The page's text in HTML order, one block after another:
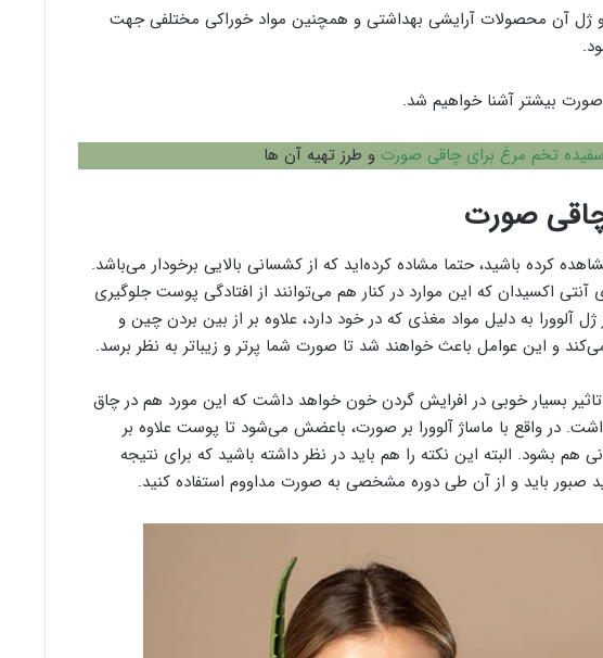
و ژل آن محصولات آرایشی بهداشتی و همچنین مواد خوراکی مختلفی جهت
صورت بیشتر آشنا خواهیم شد.
تخم مرغ برای چاقی صورت و طرز تهیه آن ها
چاقی صورت
کرده‌ باشید، حتما مشاده کرده‌اید که از کشسانی بالایی برخودار می‌باشد.
آنتی اکسیدان که این موارد در کنار هم می‌توانند از افتادگی پوست جلوگیری
آلوورا به دلیل مواد مغذی که در خود دارد، علاوه بر از بین بردن چین و
و این عوامل باعث خواهند شد تا صورت شما پر‌تر و زیبا‌تر به نظر برسد.
تاثیر بسیار خوبی در افرایش گردن خون خواهد داشت که این مورد هم در چاق
در واقع با ماساژ آلوورا بر صورت، باعضش می‌شود تا پوست علاوه بر
هم بشود. البته این نکته را هم باید در نظر داشته باشید که برای نتیجه
صبور باید و از آن طی دوره مشخصی به صورت مداووم استفاده کنید.